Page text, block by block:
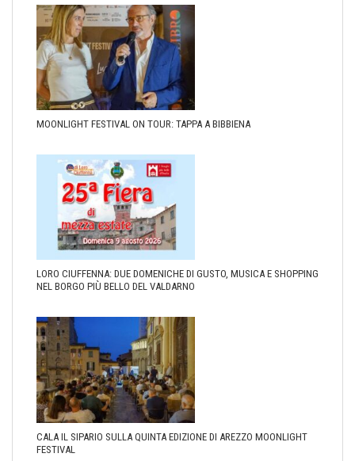
MOONLIGHT FESTIVAL ON TOUR: TAPPA A BIBBIENA
LORO CIUFFENNA: DUE DOMENICHE DI GUSTO, MUSICA E SHOPPING
NEL BORGO PIÙ BELLO DEL VALDARNO
CALA IL SIPARIO SULLA QUINTA EDIZIONE DI AREZZO MOONLIGHT
FESTIVAL